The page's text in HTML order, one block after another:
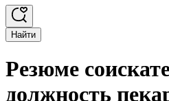
Найти
Резюме
должность